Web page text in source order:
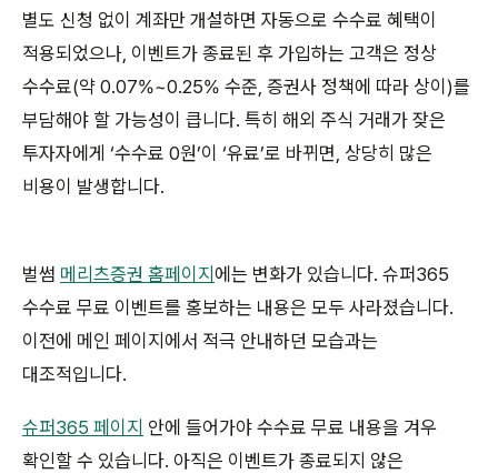
별도 신청 없이 계좌만 개설하면 자동으로 수수료 혜택이
적용되었으나, 이벤트가 종료된 후 가입하는 고객은 정상
수수료(약 0.07%~0.25% 수준, 증권사 정책에 따라 상이)를
부담해야 할 가능성이 큽니다. 특히 해외 주식 거래가 잦은
투자자에게 ‘수수료 0원’이 ‘유료’로 바뀌면, 상당히 많은
비용이 발생합니다.
벌썸 메리츠증권 홈페이지에는 변화가 있습니다. 슈퍼365
수수료 무료 이벤트를 홍보하는 내용은 모두 사라졌습니다.
이전에 메인 페이지에서 적극 안내하던 모습과는
대조적입니다.
슈퍼365 페이지 안에 들어가야 수수료 무료 내용을 겨우
확인할 수 있습니다. 아직은 이벤트가 종료되지 않은